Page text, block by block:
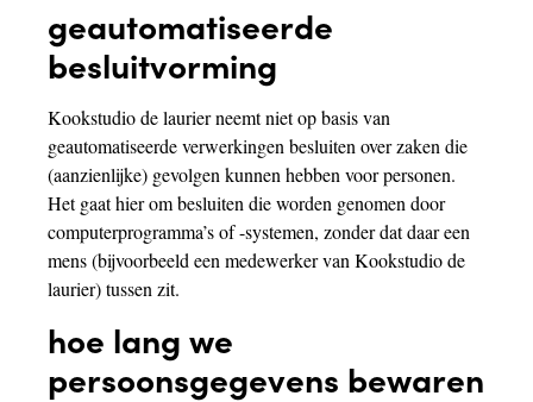
geautomatiseerde
besluitvorming
Kookstudio de laurier neemt niet op basis van
geautomatiseerde verwerkingen besluiten over zaken die
(aanzienlijke) gevolgen kunnen hebben voor personen.
Het gaat hier om besluiten die worden genomen door
computerprogramma’s of -systemen, zonder dat daar een
mens (bijvoorbeeld een medewerker van Kookstudio de
laurier) tussen zit.
hoe lang we
persoonsgegevens bewaren